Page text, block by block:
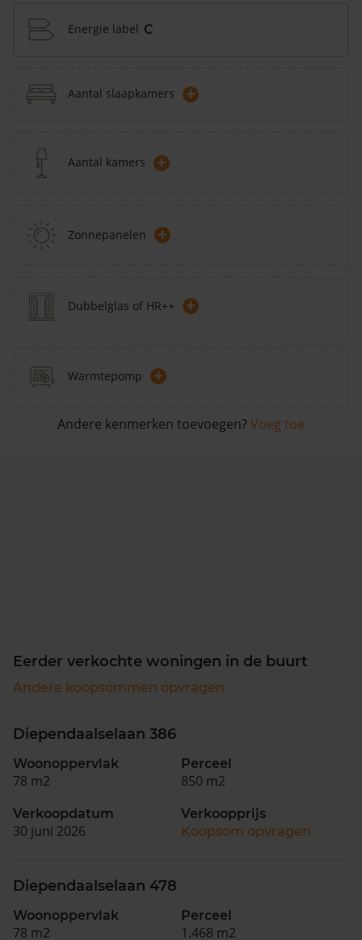
Energie label C
Aantal slaapkamers +
Aantal kamers +
Zonnepanelen +
Dubbelglas of HR++ +
Warmtepomp +
Andere kenmerken toevoegen? Voeg toe
Eerder verkochte woningen in de buurt
Andere koopsommen opvragen
Diependaalselaan 386
Woonoppervlak
78 m2
Perceel
850 m2
Verkoopdatum
30 juni 2026
Verkoopprijs
Koopsom opvragen
Diependaalselaan 478
Woonoppervlak
78 m2
Perceel
1.468 m2